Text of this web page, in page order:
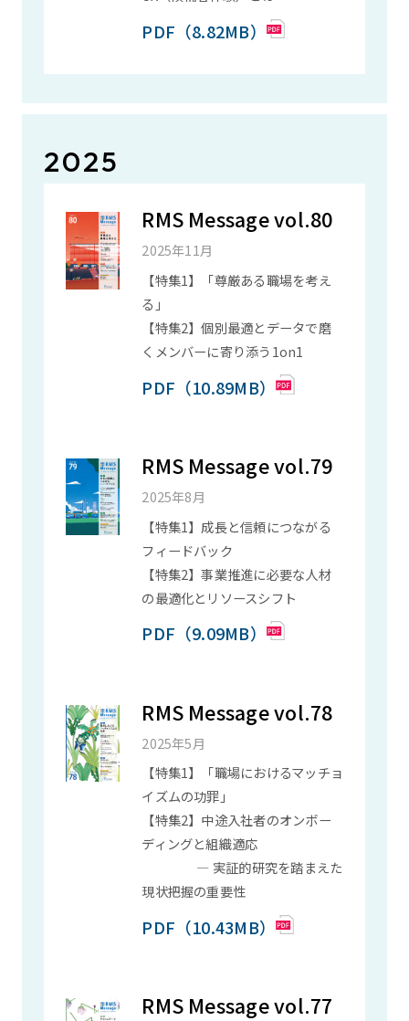
PDF（8.82MB）
2025
RMS Message vol.80
2025年11月
【特集1】「尊厳ある職場を考え
る」
【特集2】個別最適とデータで磨
くメンバーに寄り添う1on1
PDF（10.89MB）
RMS Message vol.79
2025年8月
【特集1】成長と信頼につながる
フィードバック
【特集2】事業推進に必要な人材
の最適化とリソースシフト
PDF（9.09MB）
RMS Message vol.78
2025年5月
【特集1】「職場におけるマッチョ
イズムの功罪」
【特集2】中途入社者のオンボー
ディングと組織適応
― 実証的研究を踏まえた
現状把握の重要性
PDF（10.43MB）
RMS Message vol.77